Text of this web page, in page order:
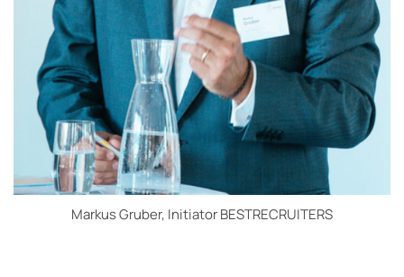
Markus Gruber, Initiator BESTRECRUITERS